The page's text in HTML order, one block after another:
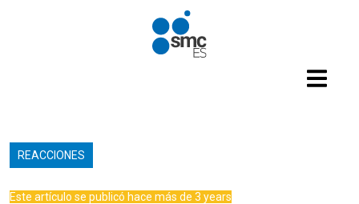
Pasar al contenido principal
REACCIONES
Este artículo se publicó hace más de 3 years